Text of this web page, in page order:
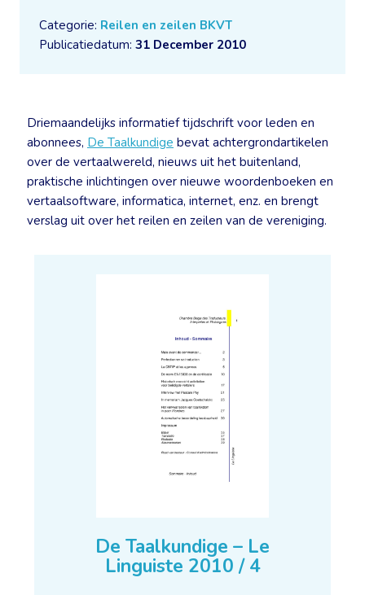
Categorie: Reilen en zeilen BKVT
Publicatiedatum: 31 December 2010
Driemaandelijks informatief tijdschrift voor leden en
abonnees, De Taalkundige bevat achtergrondartikelen
over de vertaalwereld, nieuws uit het buitenland,
praktische inlichtingen over nieuwe woordenboeken en
vertaalsoftware, informatica, internet, enz. en brengt
verslag uit over het reilen en zeilen van de vereniging.
De Taalkundige – Le
Linguiste 2010 / 4